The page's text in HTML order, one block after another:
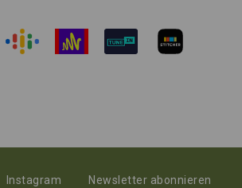
Instagram Newsletter abonnieren